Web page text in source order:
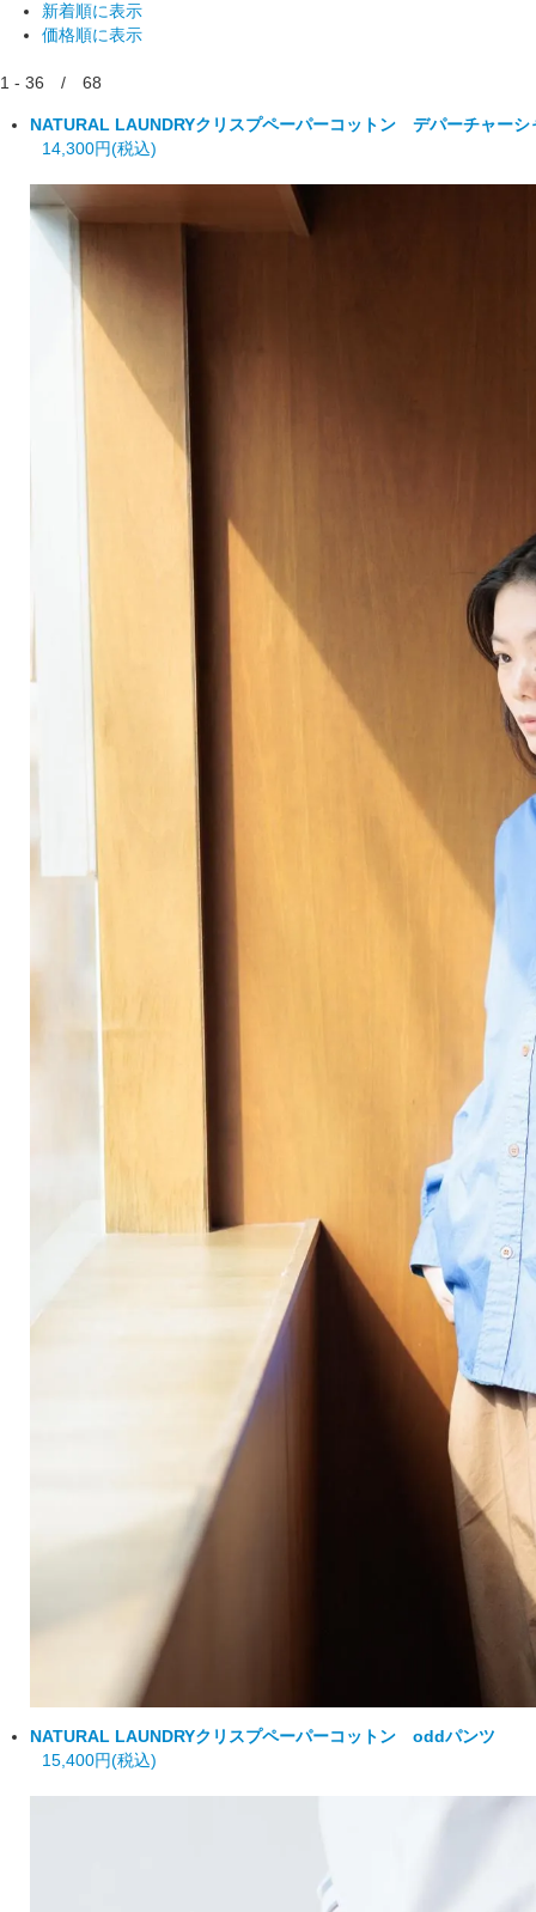
新着順に表示
価格順に表示
1 - 36 / 68
NATURAL LAUNDRYクリスプペーパーコットン デパーチャーシ
14,300円(税込)
NATURAL LAUNDRYクリスプペーパーコットン oddパンツ
15,400円(税込)